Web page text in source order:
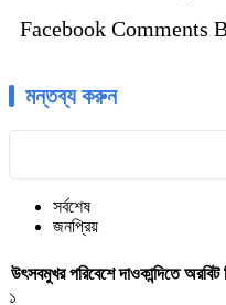
Facebook Comments
মন্তব্য করুন
সর্বশেষ
জনপ্রিয়
উৎসবমুখর পরিবেশে দাওকান্দিতে
১